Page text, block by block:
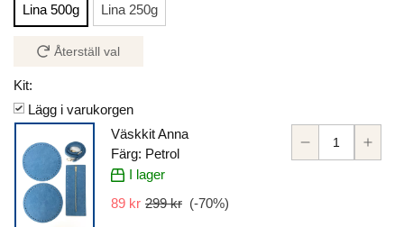
Lina 500g Lina 250g
Återställ val
Kit:
Lägg i varukorgen
Väskkit Anna
Färg: Petrol
I lager
89 kr 299 kr (-70%)